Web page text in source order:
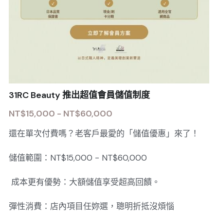
31RC Beauty 推出超值會員儲值制度
NT$15,000 - NT$60,000
還在單次付費嗎？老客戶最愛的「儲值優惠」來了！
儲值範圍：NT$15,000 - NT$60,000
成本更有優勢：大額儲值享受超高回饋。
彈性消費：店內項目任妳選，聰明折抵沒煩惱